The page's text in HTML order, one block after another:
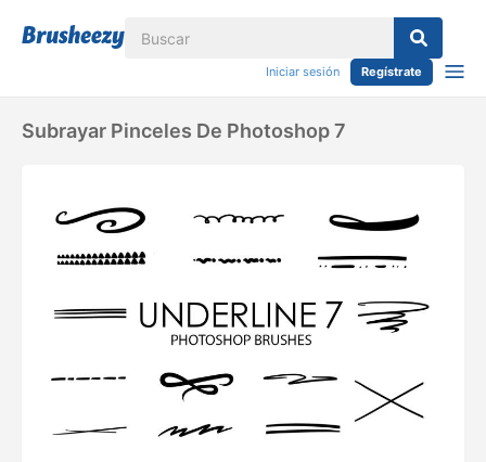
Iniciar sesión Regístrate
Subrayar Pinceles De Photoshop 7